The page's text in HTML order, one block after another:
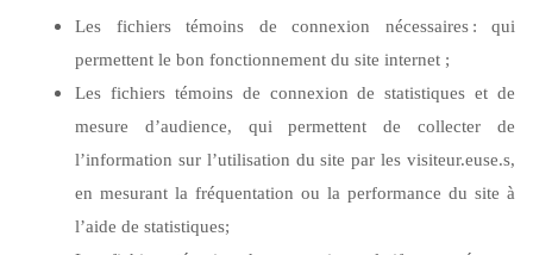
Les fichiers témoins de connexion nécessaires : qui
permettent le bon fonctionnement du site internet ;
Les fichiers témoins de connexion de statistiques et de
mesure d’audience, qui permettent de collecter de
l’information sur l’utilisation du site par les visiteur.euse.s,
en mesurant la fréquentation ou la performance du site à
l’aide de statistiques;